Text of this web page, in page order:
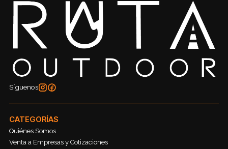
Síguenos
CATEGORÍAS
Quiénes Somos
Venta a Empresas y Cotizaciones